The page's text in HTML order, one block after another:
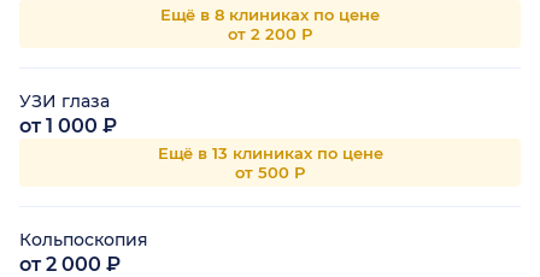
Ещё в 8 клиниках по цене
от 2 200 Р
УЗИ глаза
от 1 000 ₽
Ещё в 13 клиниках по цене
от 500 Р
Кольпоскопия
от 2 000 ₽